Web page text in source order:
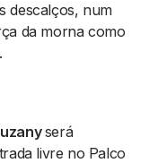
descalços, num
da morna como
será
livre no Palco